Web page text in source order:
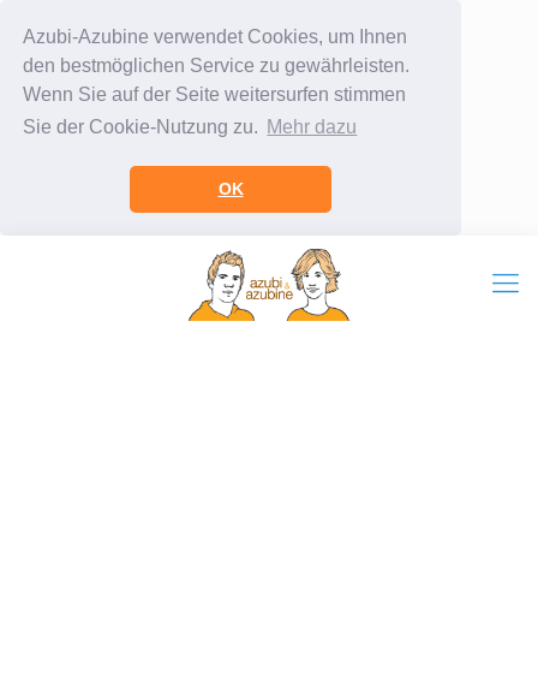
Azubi-Azubine verwendet Cookies, um Ihnen
den bestmöglichen Service zu gewährleisten.
Wenn Sie auf der Seite weitersurfen stimmen
Sie der Cookie-Nutzung zu. Mehr dazu
OK